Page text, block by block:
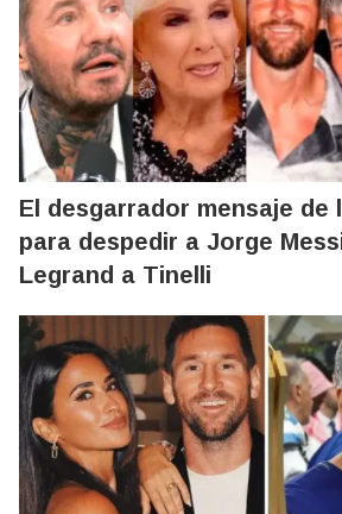
El desgarrador mensaje de
para despedir a Jorge
Legrand a Tinelli